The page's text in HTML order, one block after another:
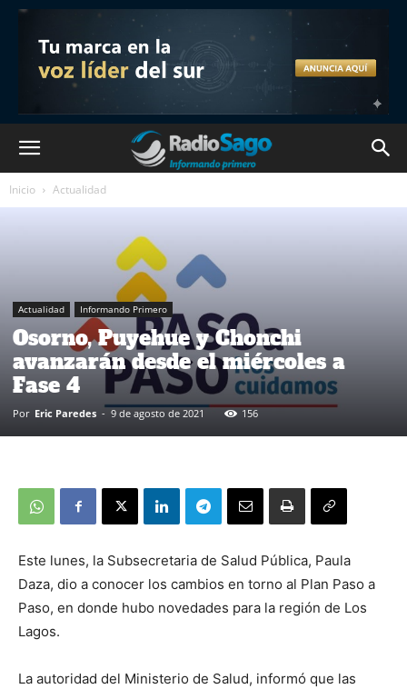
Inicio Actualidad
Actualidad Informando Primero
Osorno, Puyehue y Chonchi
avanzarán desde el miércoles a
Fase 4
Por Eric Paredes - 9 de agosto de 2021 156
Este lunes, la Subsecretaria de Salud Pública, Paula
Daza, dio a conocer los cambios en torno al Plan Paso a
Paso, en donde hubo novedades para la región de Los
Lagos.
La autoridad del Ministerio de Salud, informó que las